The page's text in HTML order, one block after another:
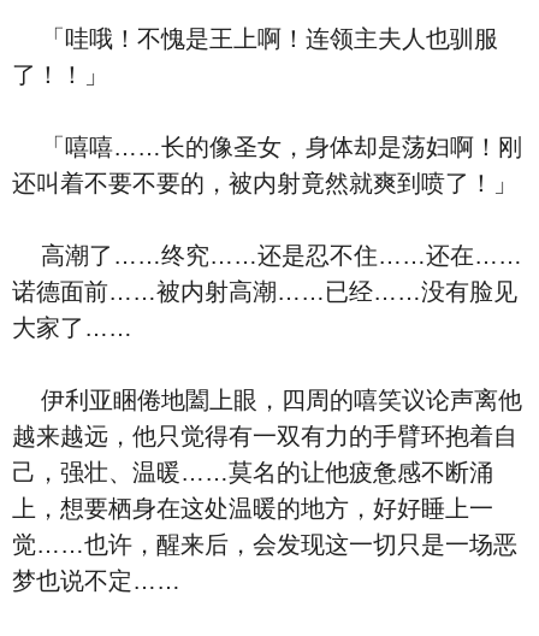
「哇哦！不愧是王上啊！连领主夫人也驯服
了！！」
「嘻嘻……长的像圣女，身体却是荡妇啊！刚
还叫着不要不要的，被内射竟然就爽到喷了！」
高潮了……终究……还是忍不住……还在……
诺德面前……被内射高潮……已经……没有脸见
大家了……
伊利亚睏倦地闔上眼，四周的嘻笑议论声离他
越来越远，他只觉得有一双有力的手臂环抱着自
己，强壮、温暖……莫名的让他疲惫感不断涌
上，想要栖身在这处温暖的地方，好好睡上一
觉……也许，醒来后，会发现这一切只是一场恶
梦也说不定……